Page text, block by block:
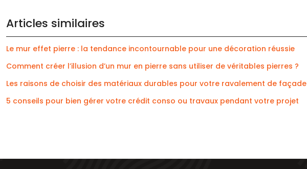
Articles similaires
Le mur effet pierre : la tendance incontournable pour une décoration réussie
Comment créer l’illusion d’un mur en pierre sans utiliser de véritables pierres ?
Les raisons de choisir des matériaux durables pour votre ravalement de façade
5 conseils pour bien gérer votre crédit conso ou travaux pendant votre projet